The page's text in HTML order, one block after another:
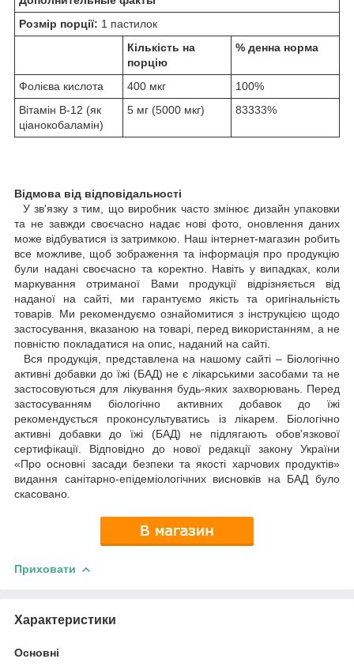
Розмір порції: 1 пастилок
Кількість на
порцію
% денна норма
Фолієва кислота 400 мкг
100%
Вітамін B-12 (як
ціанокобаламін)
5 мг (5000 мкг) 83333%
Відмова від відповідальності
У зв'язку з тим, що виробник часто змінює дизайн упаковки
та не завжди своєчасно надає нові фото, оновлення даних
може відбуватися із затримкою. Наш інтернет-магазин робить
все можливе, щоб зображення та інформація про продукцію
були надані своєчасно та коректно. Навіть у випадках, коли
маркування отриманої Вами продукції відрізняється від
наданої на сайті, ми гарантуємо якість та оригінальність
товарів. Ми рекомендуємо ознайомитися з інструкцією щодо
застосування, вказаною на товарі, перед використанням, а не
повністю покладатися на опис, наданий на сайті.
Вся продукція, представлена на нашому сайті – Біологічно
активні добавки до їжі (БАД) не є лікарськими засобами та не
застосовуються для лікування будь-яких захворювань. Перед
застосуванням біологічно активних добавок до їжі
рекомендується проконсультуватись із лікарем. Біологічно
активні добавки до їжі (БАД) не підлягають обов'язкової
сертифікації. Відповідно до нової редакції закону України
«Про основні засади безпеки та якості харчових продуктів»
видання санітарно-епідеміологічних висновків на БАД було
скасовано.
Приховати
Характеристики
Основні